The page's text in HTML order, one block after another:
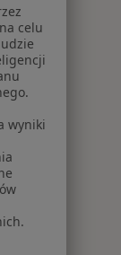
leczone
celu
wyniki